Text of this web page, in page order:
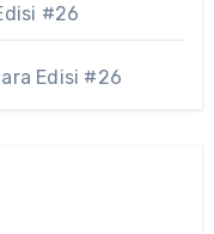
#26
Edisi #26